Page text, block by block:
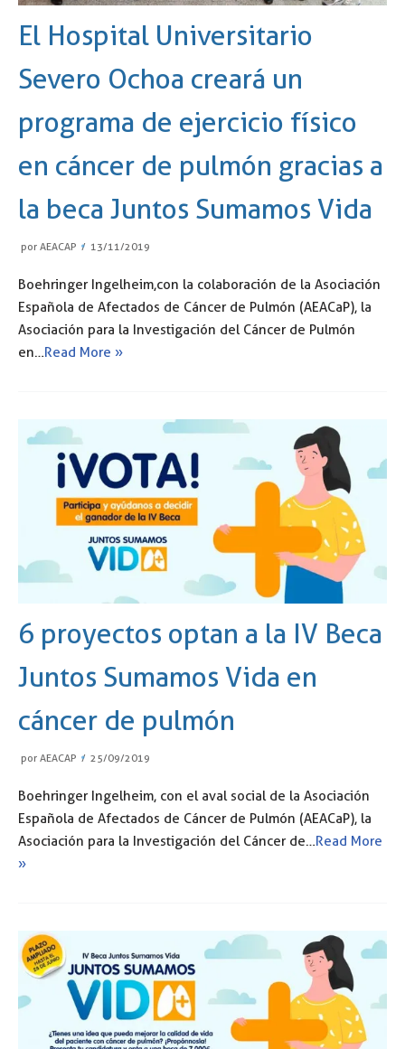
El Hospital Universitario
Severo Ochoa creará un
programa de ejercicio físico
en cáncer de pulmón gracias a
la beca Juntos Sumamos Vida
por AEACAP 13/11/2019
Boehringer Ingelheim,con la colaboración de la Asociación
Española de Afectados de Cáncer de Pulmón (AEACaP), la
Asociación para la Investigación del Cáncer de Pulmón
en…Read More »
6 proyectos optan a la IV Beca
Juntos Sumamos Vida en
cáncer de pulmón
por AEACAP 25/09/2019
Boehringer Ingelheim, con el aval social de la Asociación
Española de Afectados de Cáncer de Pulmón (AEACaP), la
Asociación para la Investigación del Cáncer de…Read More
»